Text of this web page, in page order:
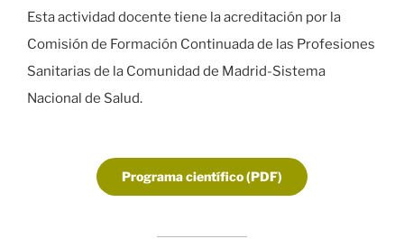
Esta actividad docente tiene la acreditación por la
Comisión de Formación Continuada de las Profesiones
Sanitarias de la Comunidad de Madrid-Sistema
Nacional de Salud.
Programa científico (PDF)